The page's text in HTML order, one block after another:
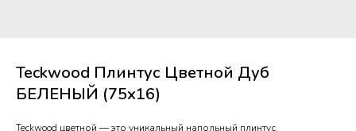
Teckwood Плинтус Цветной Дуб
БЕЛЕНЫЙ (75х16)
Teckwood цветной — это уникальный напольный плинтус,